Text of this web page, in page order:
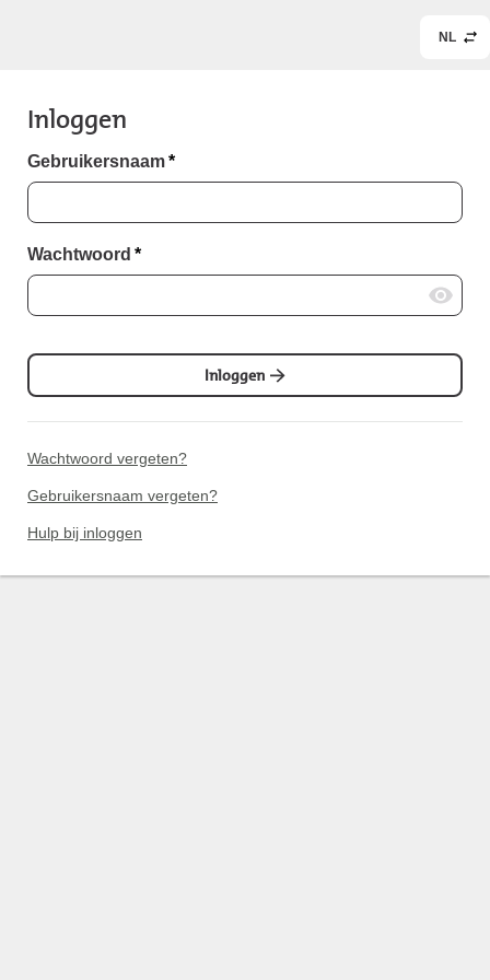
NL
Inloggen
Gebruikersnaam*
Wachtwoord *
Inloggen
Wachtwoord vergeten?
Gebruikersnaam vergeten?
Hulp bij inloggen